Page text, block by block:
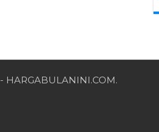
- HARGABULANINI.COM.